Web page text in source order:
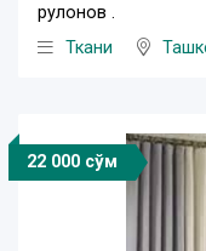
рулонов .
Ткани
22 000 сўм